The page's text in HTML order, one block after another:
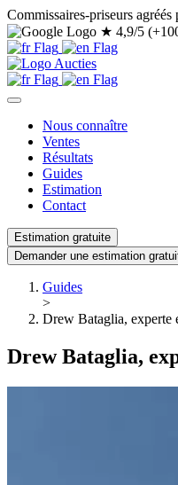
Commissaires-priseurs
★ 4,9/5
Nous connaître
Ventes
Résultats
Guides
Estimation
Contact
Estimation gratuite
Demander une estimation
Guides
>
Drew Bataglia, experte
Drew Bataglia,